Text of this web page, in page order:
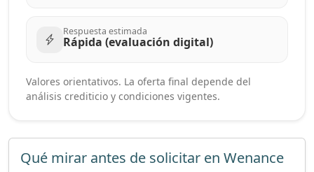
Respuesta estimada
Rápida (evaluación digital)
Valores orientativos. La oferta final depende del
análisis crediticio y condiciones vigentes.
Qué mirar antes de solicitar en Wenance